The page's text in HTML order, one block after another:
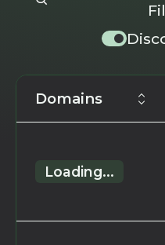
Domains
Loading...